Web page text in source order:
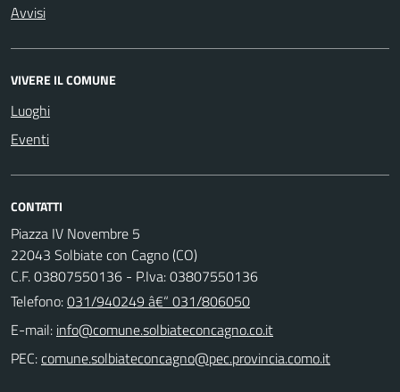
Avvisi
VIVERE IL COMUNE
Luoghi
Eventi
CONTATTI
Piazza IV Novembre 5
22043 Solbiate con Cagno (CO)
C.F. 03807550136 - P.Iva: 03807550136
Telefono:031/940249 â€“ 031/806050
E-mail:
PEC: